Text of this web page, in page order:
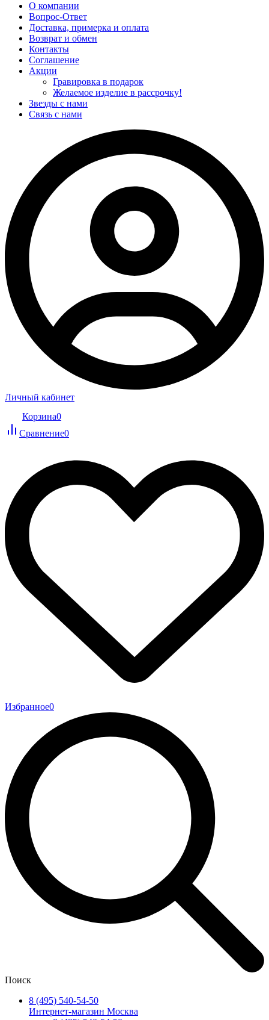
О компании
Вопрос-Ответ
Доставка, примерка и оплата
Возврат и обмен
Контакты
Соглашение
Акции
Гравировка в подарок
Желаемое изделие в рассрочку!
Звезды с нами
Связь с нами
Личный кабинет
Корзина0
Сравнение0
Избранное0
Поиск
8 (495) 540-54-50
Интернет-магазин Москва